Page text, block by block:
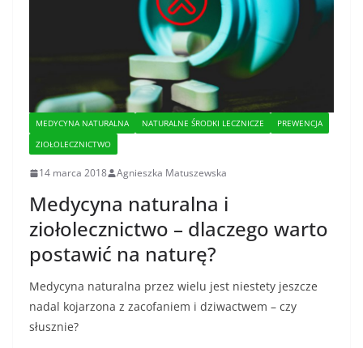
MEDYCYNA NATURALNA NATURALNE ŚRODKI LECZNICZE
PREWENCJA
ZIOŁOLECZNICTWO
14 marca 2018 Agnieszka Matuszewska
Medycyna naturalna i
ziołolecznictwo – dlaczego warto
postawić na naturę?
Medycyna naturalna przez wielu jest niestety jeszcze
nadal kojarzona z zacofaniem i dziwactwem – czy
słusznie?